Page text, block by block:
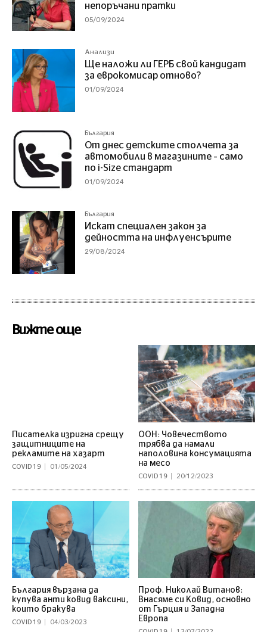
непоръчани пратки
05/09/2024
Анализи
Ще наложи ли ГЕРБ свой кандидат
за еврокомисар отново?
01/09/2024
България
От днес детските столчета за
автомобили в магазините – само
по i-Size стандарт
01/09/2024
България
Искат специален закон за
дейността на инфлуенсърите
29/08/2024
Вижте още
Писателка изригна срещу
защитниците на
рекламите на хазарт
COVID 19 01/05/2024
ООН: Човечеството
трябва да намали
наполовина консумацията
на месо
COVID 19 20/12/2023
България вързана да
купува анти ковид ваксини,
които бракува
COVID 19 04/03/2023
Проф. Николай Витанов:
Внасяме си Ковид, основно
от Гърция и Западна
Европа